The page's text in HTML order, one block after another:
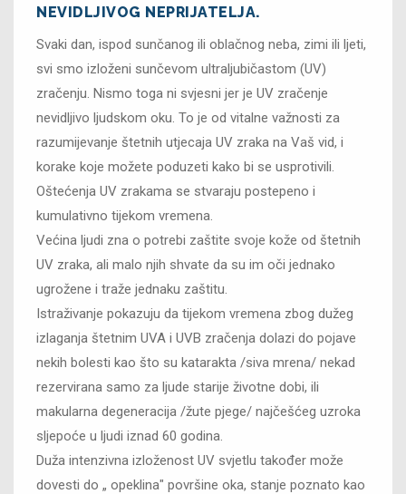
NEVIDLJIVOG NEPRIJATELJA.
Svaki dan, ispod sunčanog ili oblačnog neba, zimi ili ljeti,
svi smo izloženi sunčevom ultraljubičastom (UV)
zračenju. Nismo toga ni svjesni jer je UV zračenje
nevidljivo ljudskom oku. To je od vitalne važnosti za
razumijevanje štetnih utjecaja UV zraka na Vaš vid, i
korake koje možete poduzeti kako bi se usprotivili.
Oštećenja UV zrakama se stvaraju postepeno i
kumulativno tijekom vremena.
Većina ljudi zna o potrebi zaštite svoje kože od štetnih
UV zraka, ali malo njih shvate da su im oči jednako
ugrožene i traže jednaku zaštitu.
Istraživanje pokazuju da tijekom vremena zbog dužeg
izlaganja štetnim UVA i UVB zračenja dolazi do pojave
nekih bolesti kao što su katarakta /siva mrena/ nekad
rezervirana samo za ljude starije životne dobi, ili
makularna degeneracija /žute pjege/ najčešćeg uzroka
sljepoće u ljudi iznad 60 godina.
Duža intenzivna izloženost UV svjetlu također može
dovesti do „ opeklina" površine oka, stanje poznato kao